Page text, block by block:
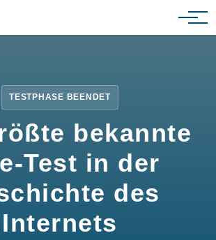
TESTPHASE BEENDET
bekannte
Test in der
des
Internets